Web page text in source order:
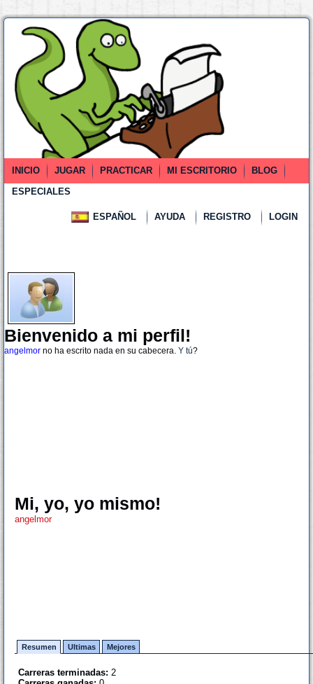
INICIO JUGAR PRACTICAR MI ESCRITORIO
BLOG
ESPECIALES
ESPAÑOL AYUDA REGISTRO LOGIN
Bienvenido a mi perfil!
angelmor no ha escrito nada en su cabecera. Y tú?
Mi, yo, yo mismo!
angelmor
Resumen Ultimas Mejores
Carreras terminadas: 2